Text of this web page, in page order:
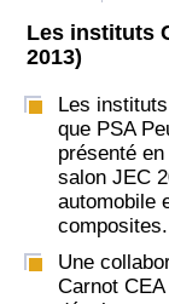
Les instituts
2013)
Les
que PSA
présenté
salon JEC
automobile
composites.
Une
Carnot